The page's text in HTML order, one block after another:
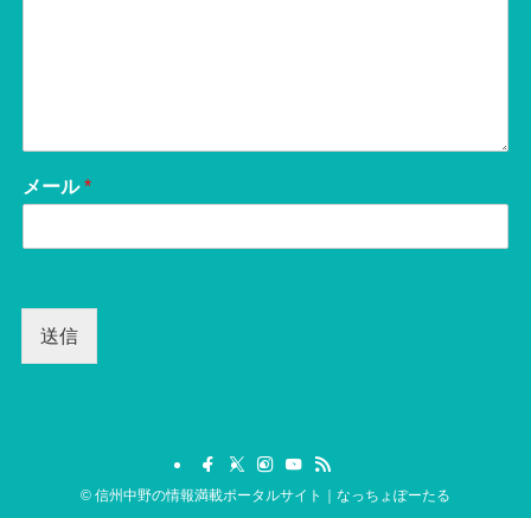
メール*
送信
© 信州中野の情報満載ポータルサイト｜なっちょぽーたる